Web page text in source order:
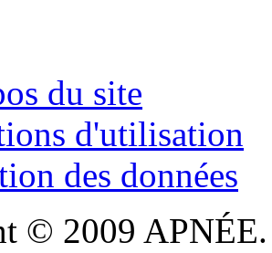
du site
d'utilisation
des données
© 2009 APNÉE.